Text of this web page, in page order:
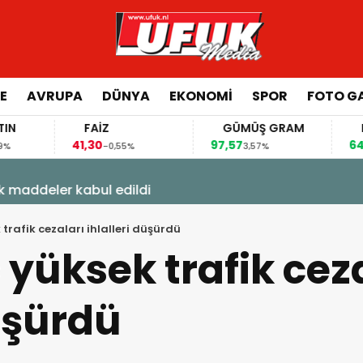
AVRUPA DÜNYA EKONOMI SPOR FOTO
FAİZ
GÜMÜŞ GRAM
97,57
BITCOIN
0,70%
Üretim Almanya dışına kayıyor
trafik cezaları ihlalleri düşürdü
yüksek trafik